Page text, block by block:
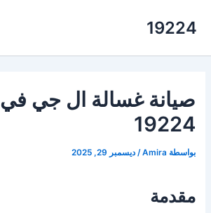
19224
صيانة غسالة ال جي في
19224
بواسطة Amira
/ديسمبر 29, 2025
مقدمة